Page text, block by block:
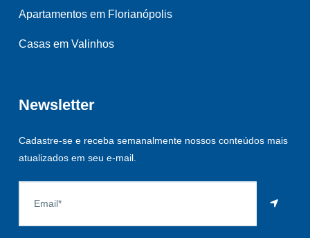
Apartamentos em Florianópolis
Casas em Valinhos
Newsletter
Cadastre-se e receba semanalmente nossos conteúdos mais
atualizados em seu e-mail.